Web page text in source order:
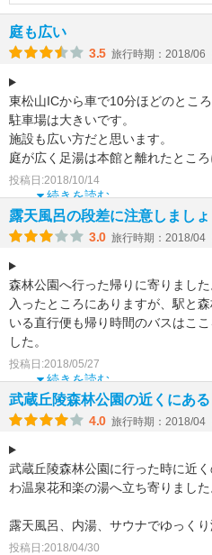
庭も広い
3.5 旅行時期：2018/06
東松山ICから車で10分ほどのところ
駐車場は大きいです。
施設も広い方だと思います。
庭が広く足湯は本館と離れたところ
弱アルカリ性単純泉ですのでややつ
続きを読む
投稿日:2018/10/14
露天風呂の段差に注意しましょ
3.0 旅行時期：2018/04
森林公園へ行った帰りに寄りまし
入ったところにありますが、駅と
いる直行便も帰り時間のバスはこ
した。
温泉のお湯は正直あまりきれいでは
思いま続きを読む
投稿日:2018/05/27
武蔵丘陵森林公園の近くにある
4.0 旅行時期：2018/04
武蔵丘陵森林公園に行った時に近
わ温泉花和楽の湯へ立ち寄りました
露天風呂、内湯、サウナでゆっく
した。
投稿日:2018/04/30